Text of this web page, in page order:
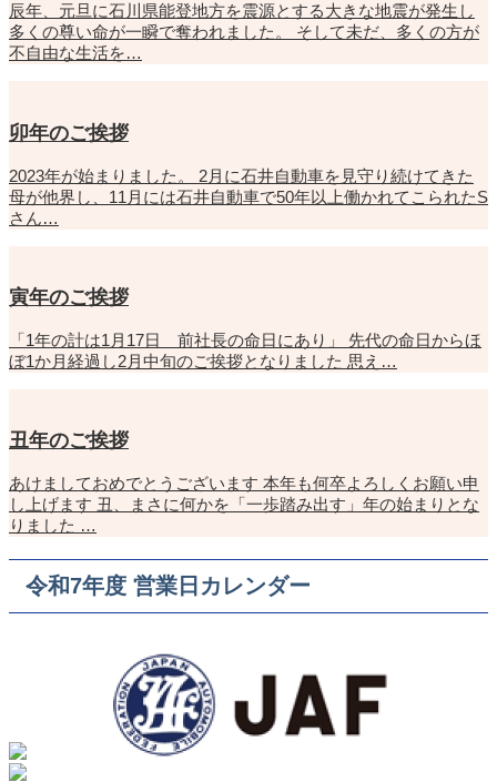
辰年、元旦に石川県能登地方を震源とする大きな地震が発生し
多くの尊い命が一瞬で奪われました。 そして未だ、多くの方が
不自由な生活を…
卯年のご挨拶
2023年が始まりました。 2月に石井自動車を見守り続けてきた
母が他界し、11月には石井自動車で50年以上働かれてこられたS
さん…
寅年のご挨拶
「1年の計は1月17日 前社長の命日にあり」 先代の命日からほ
ぼ1か月経過し2月中旬のご挨拶となりました 思え…
丑年のご挨拶
あけましておめでとうございます 本年も何卒よろしくお願い申
し上げます 丑、まさに何かを「一歩踏み出す」年の始まりとな
りました …
令和7年度 営業日カレンダー